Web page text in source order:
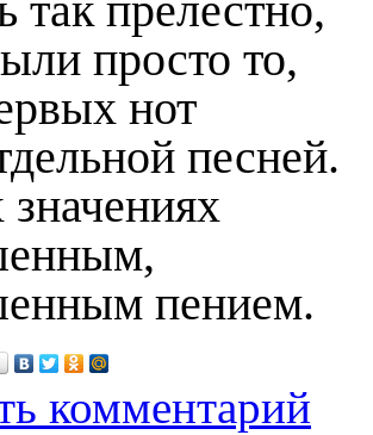
просто то,
нот
песней.
пением.
комментарий